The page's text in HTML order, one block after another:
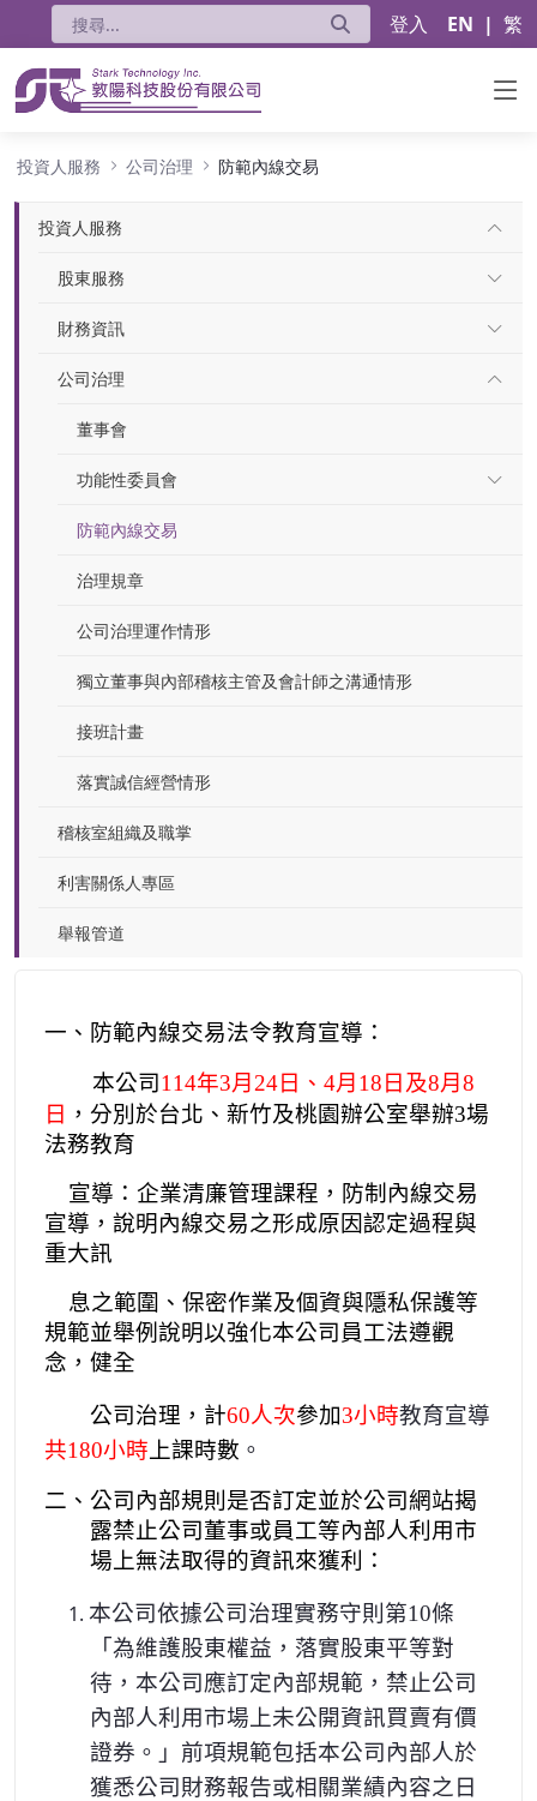
登入 EN | 繁
投資人服務 公司治理 防範內線交易
投資人服務
股東服務
財務資訊
公司治理
董事會
功能性委員會
防範內線交易
治理規章
公司治理運作情形
獨立董事與內部稽核主管及會計師之溝通情形
接班計畫
落實誠信經營情形
稽核室組織及職掌
利害關係人專區
舉報管道
一、防範內線交易法令教育宣導：
本公司114年3月24日 、4月18 日及8月8
日 ，分別於台北、新竹及桃園辦公室舉辦3場
法務教育
宣導： 企業清廉管理課程，防制 內線交易
宣導，說明內線交易之形成原因認定過程與
重大訊
息之範圍、保密作業及個資與隱私保護等
規範並舉例說明以強化本公司員工法遵觀
念，健全
公司治理，計60人次參加3小時教育宣導
共180小時 上課時數 。
二、公司內部規則是否訂定並於公司網站揭
露禁止公司董事或員工等內部人利用市
場上無法取得的資訊來獲利：
1. 本公司依據公司治理實務守則第10條
「為維護股東權益 ，落實股東平等對
待 ，本公司應訂定內部規範 ， 禁止公司
內部人利用市場上未公開資訊買賣有價
證券 。 」 前項規範包括本公司內部人於
獲悉公司財務報告或相關業績內容之日